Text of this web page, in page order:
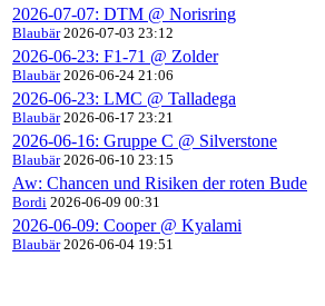
2026-07-07: DTM @ Norisring
Blaubär2026-07-03 23:12
2026-06-23: F1-71 @ Zolder
Blaubär2026-06-24 21:06
2026-06-23: LMC @ Talladega
Blaubär2026-06-17 23:21
2026-06-16: Gruppe C @ Silverstone
Blaubär2026-06-10 23:15
Aw: Chancen und Risiken der roten Bude
Bordi 2026-06-09 00:31
2026-06-09: Cooper @ Kyalami
Blaubär2026-06-04 19:51